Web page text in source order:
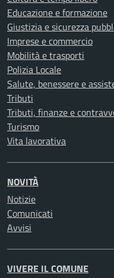
Educazione e formazione
Giustizia e sicurezza
Imprese e commercio
Mobilità e trasporti
Polizia Locale
Salute, benessere e
Tributi
Tributi, finanze e
Turismo
Vita lavorativa
NOVITÀ
Notizie
Comunicati
Avvisi
VIVERE IL COMUNE